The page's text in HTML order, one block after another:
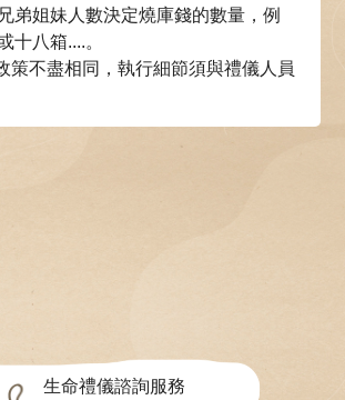
弟姐妹人數決定燒庫錢的數量，例
十八箱....。
策不盡相同，執行細節須與禮儀人員
生命禮儀諮詢服務